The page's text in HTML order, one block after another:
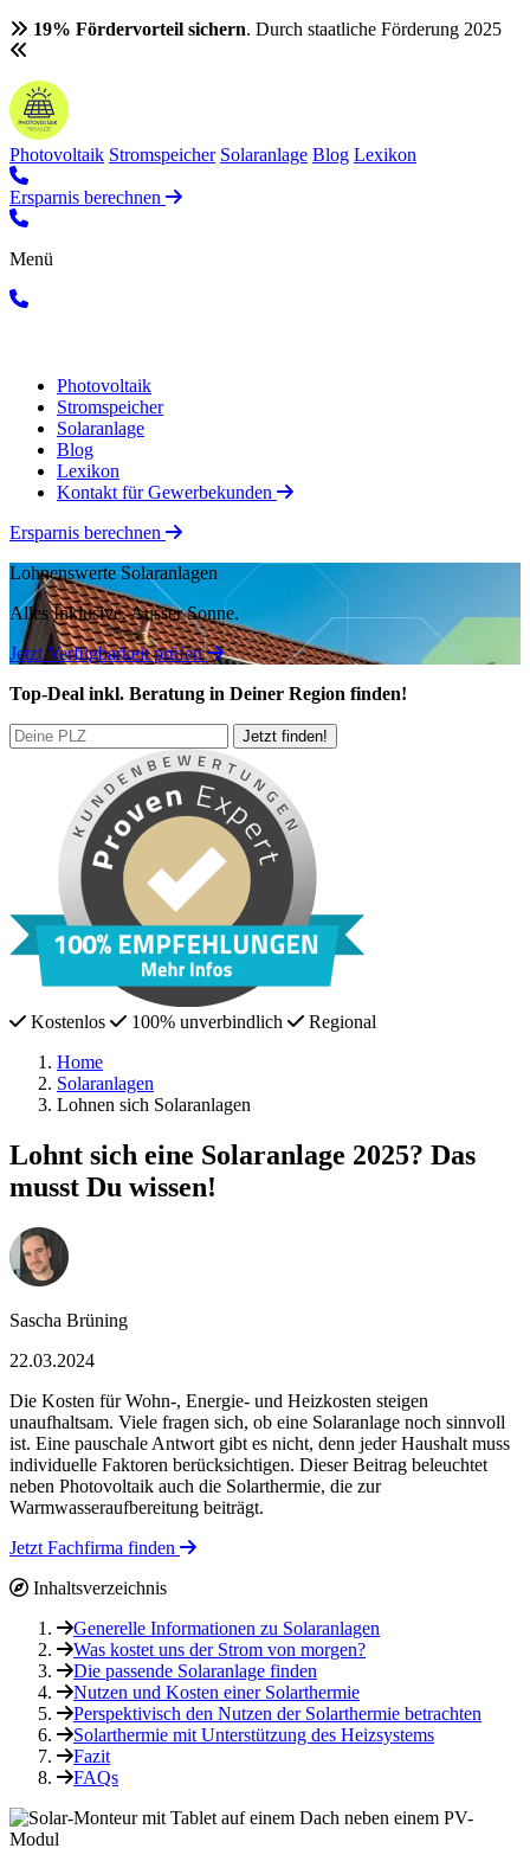
19% Fördervorteil sichern. Durch staatliche Förderung 2025
Photovoltaik Stromspeicher Solaranlage Blog Lexikon
Ersparnis berechnen
Menü
Photovoltaik
Stromspeicher
Solaranlage
Blog
Lexikon
Kontakt für Gewerbekunden
Ersparnis berechnen
Lohnenswerte Solaranlagen
Alles Inklusive.Ausser Sonne.
Jetzt Verfügbarkeit prüfen
Top-Deal inkl. Beratung in Deiner Region finden!
Kostenlos 100% unverbindlich
Regional
Home
Solaranlagen
Lohnen sich Solaranlagen
Lohnt sich eine Solaranlage 2025? Das
musst Du wissen!
Sascha Brüning
22.03.2024
Die Kosten für Wohn-, Energie- und Heizkosten steigen
unaufhaltsam. Viele fragen sich, ob eine Solaranlage noch sinnvoll
ist. Eine pauschale Antwort gibt es nicht, denn jeder Haushalt muss
individuelle Faktoren berücksichtigen. Dieser Beitrag beleuchtet
neben Photovoltaik auch die Solarthermie, die zur
Warmwasseraufbereitung beiträgt.
Jetzt Fachfirma finden
Inhaltsverzeichnis
Generelle Informationen zu Solaranlagen
Was kostet uns der Strom von morgen?
Die passende Solaranlage finden
Nutzen und Kosten einer Solarthermie
Perspektivisch den Nutzen der Solarthermie betrachten
Solarthermie mit Unterstützung des Heizsystems
Fazit
FAQs